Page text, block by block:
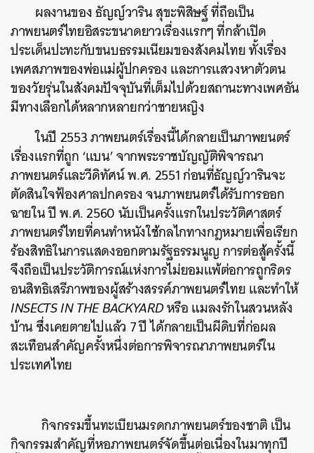
ผลงานของ ธัญญ์วาริน สุขะพิสิษฐ์ ที่ถือเป็น
ภาพยนตร์ไทยอิสระขนาดยาวเรื่องแรกๆ ที่กล้าเปิด
ประเด็นปะทะกับขนบธรรมเนียมของสังคมไทย ทั้งเรื่อง
เพศสภาพของพ่อแม่ผู้ปกครอง และการแสวงหาตัวตน
ของวัยรุ่นในสังคมปัจจุบันที่เต็มไปด้วยสถานะทางเพศอัน
มีทางเลือกได้หลากหลายกว่าชายหญิง
ในปี 2553 ภาพยนตร์เรื่องนี้ได้กลายเป็นภาพยนตร์
เรื่องแรกที่ถูก ‘แบน’ จากพระราชบัญญัติพิจารณา
ภาพยนตร์และวีดิทัศน์ พ.ศ. 2551 ก่อนที่ธัญญ์วารินจะ
ตัดสินใจฟ้องศาลปกครอง จนภาพยนตร์ได้รับการออก
ฉายใน ปี พ.ศ. 2560 นับเป็นครั้งแรกในประวัติศาสตร์
ภาพยนตร์ไทยที่คนทำหนังใช้กลไกทางกฎหมายเพื่อเรียก
ร้องสิทธิในการแสดงออกตามรัฐธรรมนูญ การต่อสู้ครั้งนี้
จึงถือเป็นประวัติการณ์แห่งการไม่ยอมแพ้ต่อการถูกริดร
อนสิทธิเสรีภาพของผู้สร้างสรรค์ภาพยนตร์ไทย และทำให้
INSECTS IN THE BACKYARDหรือ แมลงรักในสวนหลัง
บ้าน ซึ่งเคยตายไปแล้ว 7 ปี ได้กลายเป็นผีดิบที่ก่อผล
สะเทือนสำคัญครั้งหนึ่งต่อการพิจารณาภาพยนตร์ใน
ประเทศไทย
กิจกรรมขึ้นทะเบียนมรดกภาพยนตร์ของชาติ เป็น
กิจกรรมสำคัญที่หอภาพยนตร์จัดขึ้นต่อเนื่องในมาทุกปี